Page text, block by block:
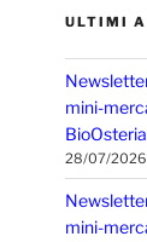
ULTIMI
mini-
28/07/2026
mini-